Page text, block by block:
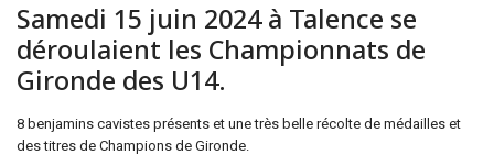
Samedi 15 juin 2024 à Talence se
déroulaient les Championnats de
Gironde des U14.
8 benjamins cavistes présents et une très belle récolte de médailles et
des titres de Champions de Gironde.